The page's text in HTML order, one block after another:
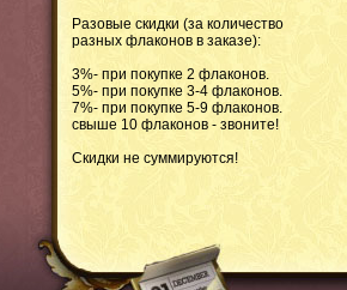
Разовые скидки (за количество
разных флаконов в заказе):
3%- при покупке 2 флаконов.
5%- при покупке 3-4 флаконов.
7%- при покупке 5-9 флаконов.
свыше 10 флаконов - звоните!
Скидки не суммируются!